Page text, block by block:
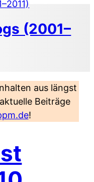
(2001–
aus längst
Beiträge
!